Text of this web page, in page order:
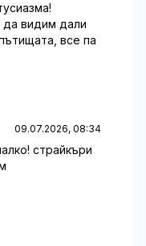
видим дали
все па
09.07.2026, 08:34
страйкъри